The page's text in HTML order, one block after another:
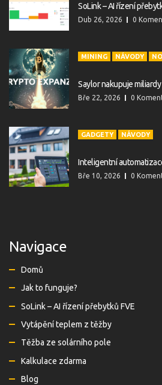
SoLink – AI řízení
Dub 26, 2026 0
MINING NÁVODY
Saylor nakupuje
Bře 22, 2026 0
GADGETY NÁVODY
Inteligentní
Bře 10, 2026 0
Navigace
Domů
Jak to funguje?
SoLink – AI řízení přebytků FVE
Vytápění teplem z těžby
Těžba ze solárního pole
Kalkulace zdarma
Blog